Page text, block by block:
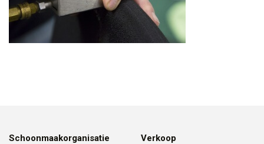
Schoonmaakorganisatie
Verkoop